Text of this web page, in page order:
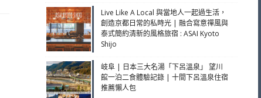
Live Like A Local 與當地人一起過生活，
創造京都日常的私時光 | 融合寫意禪風與
泰式簡約清新的風格旅宿 : ASAI Kyoto
Shijo
岐阜 | 日本三大名湯「下呂溫泉」 望川
館一泊二食體驗記錄 | 十間下呂溫泉住宿
推薦懶人包